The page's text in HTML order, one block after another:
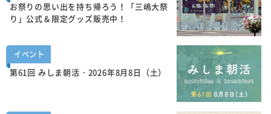
お祭りの思い出を持ち帰ろう！「三嶋大祭
り」公式＆限定グッズ販売中！
イベント
第61回 みしま朝活・2026年8月8日（土）